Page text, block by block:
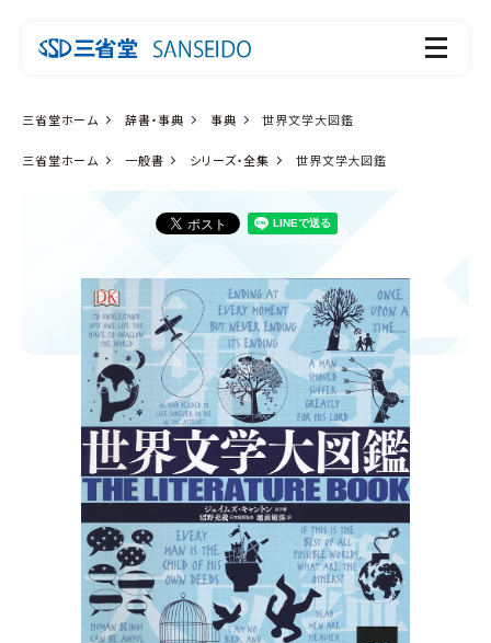
三省堂ホーム 辞書・事典 事典 世界文学大図鑑
三省堂ホーム 一般書 シリーズ・全集 世界文学大図鑑